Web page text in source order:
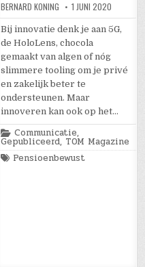
BERNARD KONING 1 JUNI 2020
Bij innovatie denk je aan 5G,
de HoloLens, chocola
gemaakt van algen of nóg
slimmere tooling om je privé
en zakelijk beter te
ondersteunen. Maar
innoveren kan ook op het…
Posted
in
Communicatie,
Gepubliceerd, TOM Magazine
Tagged
Pensioenbewust